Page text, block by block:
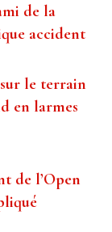
de la
accident
le terrain
en larmes
de l’Open